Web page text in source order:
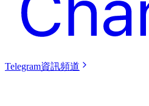
Telegram資訊頻道